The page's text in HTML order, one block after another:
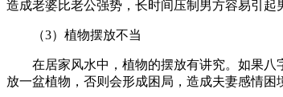
造成老婆比老公强势，长时间压制男方容易引起
（3）植物摆放不当
在居家风水中，植物的摆放有讲究。如果
放一盆植物，否则会形成困局，造成夫妻感情